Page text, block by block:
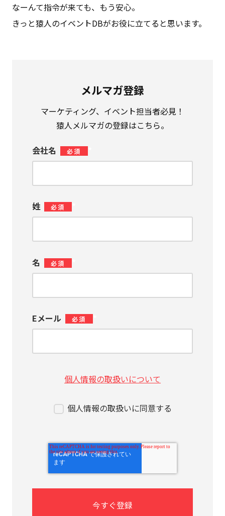
なーんて指令が来ても、もう安心。
きっと猿人のイベントDBがお役に立てると思います。
メルマガ登録
マーケティング、イベント担当者必見！
猿人メルマガの登録はこちら。
会社名 *
姓 *
名 *
Eメール *
個人情報の取扱いについて
個人情報の取扱いに同意する